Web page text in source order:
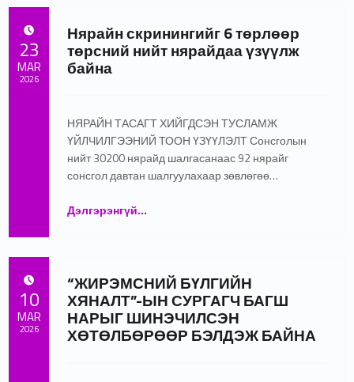
Нярайн скринингийг 6 төрлөөр
төрсний нийт нярайдаа үзүүлж
байна
НЯРАЙН ТАСАГТ ХИЙГДСЭН ТУСЛАМЖ
ҮЙЛЧИЛГЭЭНИЙ ТООН ҮЗҮҮЛЭЛТ Сонсголын
нийт 30200 нярайд шалгасанаас 92 нярайг
сонсгол давтан шалгуулахаар зөвлөгөө…
Дэлгэрэнгүй“Нярайн скринингийг 6 төрлөөр төрсний нийт нярайдаа үзүүлж байна”
…
POSTED ON:23
MAR
2026
“ЖИРЭМСНИЙ БҮЛГИЙН
ХЯНАЛТ”-ЫН СУРГАГЧ БАГШ
НАРЫГ ШИНЭЧИЛСЭН
ХӨТӨЛБӨРӨӨР БЭЛДЭЖ БАЙНА
POSTED ON:10
MAR
2026